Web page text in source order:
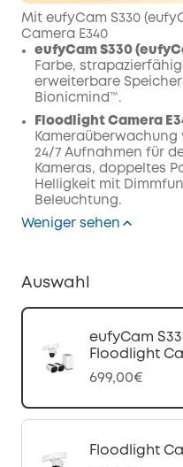
Spare 20,45€ Now
worth more than 20,45€
Mit eufyCam S330
Camera E340
eufyCam S330
Farbe,
erweiterbare
Bionicmind™.
Floodlight Camera
24/7 Aufnahmen für
Kameras, doppeltes
Helligkeit mit
Beleuchtung.
Weniger sehen
Auswahl
eufyCam
Floodlight
699,00€
Floodlight